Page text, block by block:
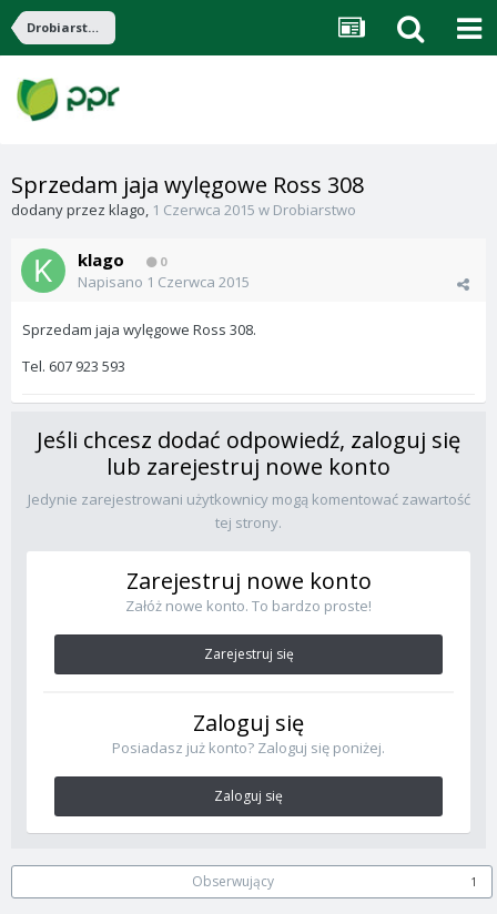
Drobiarstwo
Sprzedam jaja wylęgowe Ross 308
dodany przez klago, 1 Czerwca 2015 w Drobiarstwo
klago 0
Napisano 1 Czerwca 2015
Sprzedam jaja wylęgowe Ross 308.
Tel. 607 923 593
Jeśli chcesz dodać odpowiedź, zaloguj się
lub zarejestruj nowe konto
Jedynie zarejestrowani użytkownicy mogą komentować zawartość
tej strony.
Zarejestruj nowe konto
Załóż nowe konto. To bardzo proste!
Zarejestruj się
Zaloguj się
Posiadasz już konto? Zaloguj się poniżej.
Zaloguj się
Obserwujący 1